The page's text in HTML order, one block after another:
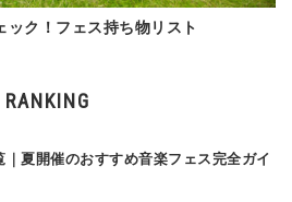
ック！フェス持ち物リスト
RANKING
｜夏開催のおすすめ音楽フェス完全ガイ